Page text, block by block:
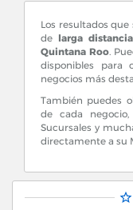
Los resultados
de larga distancia
Quintana Roo.
disponibles para
negocios más
También puedes
de cada negocio,
Sucursales y
directamente a su